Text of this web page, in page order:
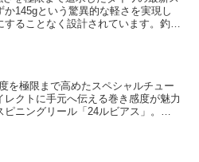
145gという驚異的な軽さを実現し
ることなく設計されています。釣り
を極限まで高めたスペシャルチュー
クトに手元へ伝える巻き感度が魅力
ニングリール「24ルビアス」。そ